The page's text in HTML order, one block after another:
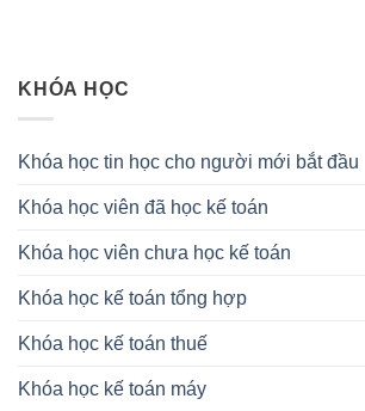
KHÓA HỌC
Khóa học tin học cho người mới bắt đầu
Khóa học viên đã học kế toán
Khóa học viên chưa học kế toán
Khóa học kế toán tổng hợp
Khóa học kế toán thuế
Khóa học kế toán máy